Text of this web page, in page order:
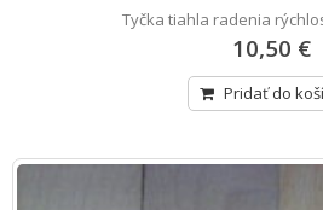
Tyčka tiahla radenia
10,50 €
Pridať do